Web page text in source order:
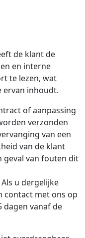
de klant de
en interne
te lezen, wat
ervan inhoudt.
of aanpassing
verzonden
van een
van de klant
geval van fouten dit
Als u dergelijke
contact met ons op
dagen vanaf de